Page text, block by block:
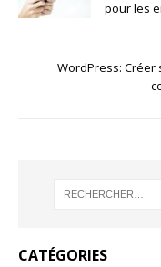
pour les
WordPress: Créer
CATÉGORIES